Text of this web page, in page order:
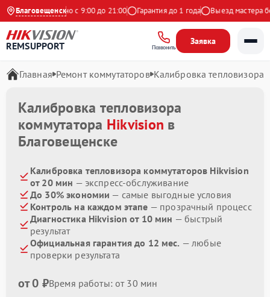
Благовещенск
Ежедневно с 9:00 до 21:00 Гарантия до 1 года Выезд мастера
REMSUPPORT Позвонить
Заявка
Главная Ремонт коммутаторов Калибровка тепловизора
Калибровка тепловизора
коммутатора Hikvision в
Благовещенске
Калибровка тепловизора коммутаторов Hikvision
от 20 мин — экспресс-обслуживание
До 30% экономии — самые выгодные условия
Контроль на каждом этапе — прозрачный процесс
Диагностика Hikvision от 10 мин — быстрый
результат
Официальная гарантия до 12 мес. — любые
проверки результата
от 0 ₽Время работы: от 30 мин